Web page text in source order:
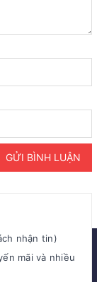
GỬI BÌNH LUẬN
nhận tin)
mãi và nhiều